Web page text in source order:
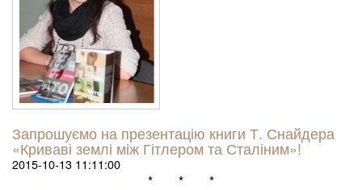
Запрошуємо на презентацію книги Т. Снайдера
«Криваві землі між Гітлером та Сталіним»!
2015-10-13 11:11:00
* * *